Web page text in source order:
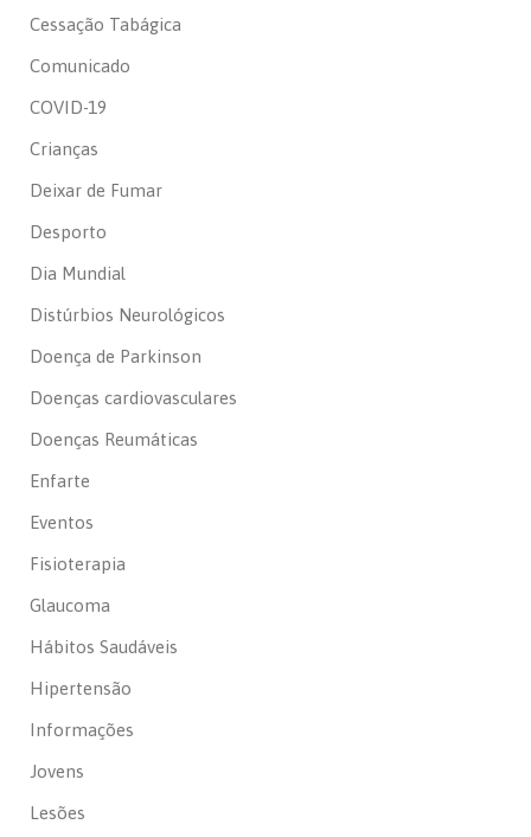
Cessação Tabágica
Comunicado
COVID-19
Crianças
Deixar de Fumar
Desporto
Dia Mundial
Distúrbios Neurológicos
Doença de Parkinson
Doenças cardiovasculares
Doenças Reumáticas
Enfarte
Eventos
Fisioterapia
Glaucoma
Hábitos Saudáveis
Hipertensão
Informações
Jovens
Lesões